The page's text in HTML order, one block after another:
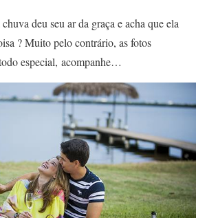
deu seu ar da graça e acha que ela
? Muito pelo contrário, as fotos
especial, acompanhe…